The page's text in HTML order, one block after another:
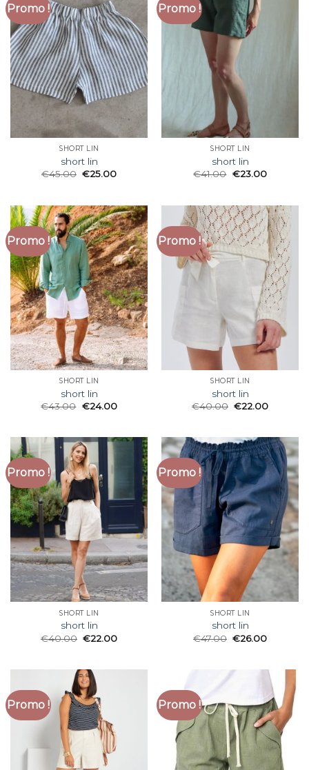
Promo !
SHORT LIN
short lin
€45.00 €25.00
Promo !
SHORT LIN
short lin
€41.00 €23.00
Promo !
SHORT LIN
short lin
€43.00 €24.00
Promo !
SHORT LIN
short lin
€40.00 €22.00
Promo !
SHORT LIN
short lin
€40.00 €22.00
Promo !
SHORT LIN
short lin
€47.00 €26.00
Promo ! Promo !